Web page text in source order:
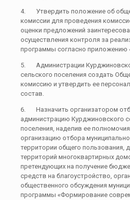
4. Утвердить положение об
комиссии для проведения
оценки предложений
осуществления контроля за
программы согласно приложению
5. Администрации
сельского поселения создать
комиссию и утвердить ее
состав.
6. Назначить организатором
администрацию Курджиновского
поселения, наделив ее
организацию отбора
территории общего пользования,
территорий многоквартирных
претендующих на получение
средств на благоустройство,
общественного обсуждения
программы «Формирование